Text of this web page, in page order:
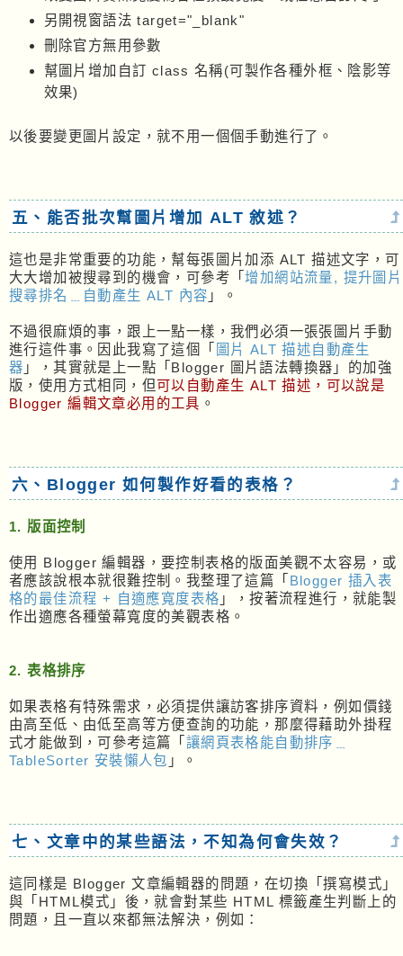
另開視窗語法 target="_blank"
刪除官方無用參數
幫圖片增加自訂 class 名稱(可製作各種外框、陰影等
效果)
以後要變更圖片設定，就不用一個個手動進行了。
五、能否批次幫圖片增加 ALT 敘述？
這也是非常重要的功能，幫每張圖片加添 ALT 描述文字，可
大大增加被搜尋到的機會，可參考「增加網站流量, 提升圖片
搜尋排名﹍自動產生 ALT 內容 」。
不過很麻煩的事，跟上一點一樣，我們必須一張張圖片手動
進行這件事。因此我寫了這個「 圖片 ALT 描述自動產生
器 」，其實就是上一點「Blogger 圖片語法轉換器」的加強
版，使用方式相同，但可以自動產生 ALT 描述，可以說是
Blogger 編輯文章必用的工具 。
六、Blogger 如何製作好看的表格？
1. 版面控制
使用 Blogger 編輯器，要控制表格的版面美觀不太容易，或
者應該說根本就很難控制。我整理了這篇「 Blogger 插入表
格的最佳流程 + 自適應寬度表格 」，按著流程進行，就能製
作出適應各種螢幕寬度的美觀表格。
2. 表格排序
如果表格有特殊需求，必須提供讓訪客排序資料，例如價錢
由高至低、由低至高等方便查詢的功能，那麼得藉助外掛程
式才能做到，可參考這篇「 讓網頁表格能自動排序﹍
TableSorter 安裝懶人包 」。
七、文章中的某些語法，不知為何會失效？
這同樣是 Blogger 文章編輯器的問題，在切換「撰寫模式」
與「HTML模式」後，就會對某些 HTML 標籤產生判斷上的
問題，且一直以來都無法解決，例如：